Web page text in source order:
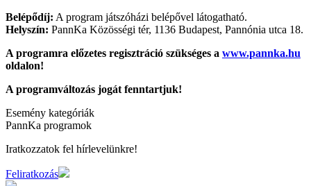
Belépődíj: A program játszóházi belépővel látogatható.
Helyszín: PannKa Közösségi tér, 1136 Budapest, Pannónia utca 18.
A programra előzetes regisztráció szükséges a www.pannka.hu
oldalon!
A programváltozás jogát fenntartjuk!
Esemény kategóriák
PannKa programok
Iratkozzatok fel hírlevelünkre!
Feliratkozás